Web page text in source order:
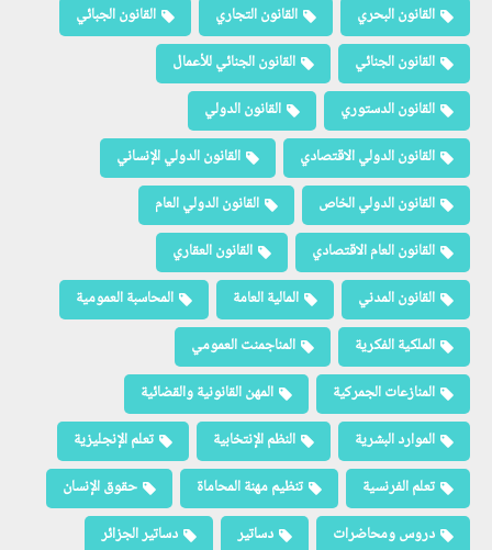
القانون البحري
القانون التجاري
القانون الجبائي
القانون الجنائي
القانون الجنائي للأعمال
القانون الدستوري
القانون الدولي
القانون الدولي الاقتصادي
القانون الدولي الإنساني
القانون الدولي الخاص
القانون الدولي العام
القانون العام الاقتصادي
القانون العقاري
القانون المدني
المالية العامة
المحاسبة العمومية
الملكية الفكرية
المناجمنت العمومي
المنازعات الجمركية
المهن القانونية والقضائية
الموارد البشرية
النظم الإنتخابية
تعلم الإنجليزية
تعلم الفرنسية
تنظيم مهنة المحاماة
حقوق الإنسان
دروس ومحاضرات
دساتير دساتير الجزائر